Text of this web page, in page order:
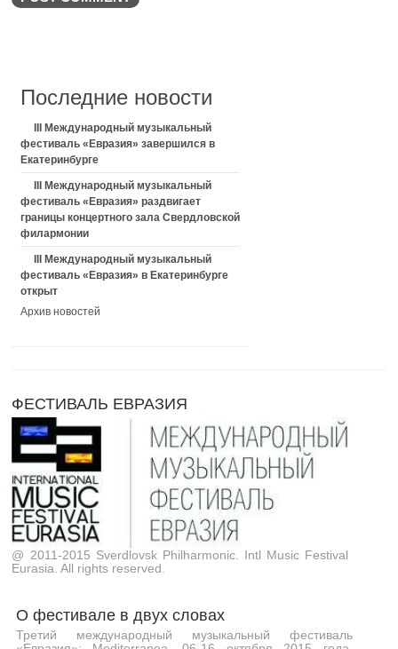
Последние новости
III Международный музыкальный
фестиваль «Евразия» завершился в
Екатеринбурге
III Международный музыкальный
фестиваль «Евразия» раздвигает
границы концертного зала Свердловской
филармонии
III Международный музыкальный
фестиваль «Евразия» в Екатеринбурге
открыт
Архив новостей
ФЕСТИВАЛЬ ЕВРАЗИЯ
@ 2011-2015 Sverdlovsk Philharmonic. Intl Music Festival
Eurasia. All rights reserved.
О фестивале в двух словах
Третий международный музыкальный фестиваль